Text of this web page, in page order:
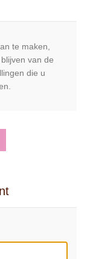
te maken,
van de
die u